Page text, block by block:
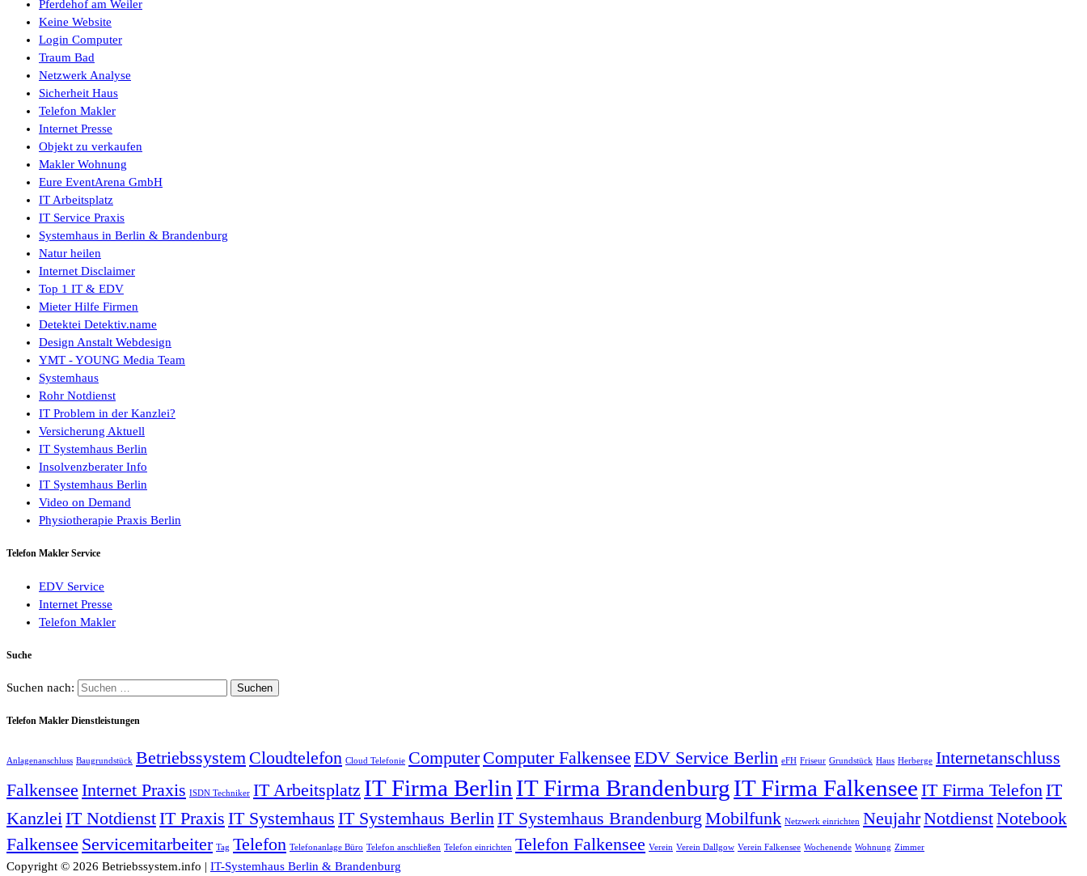
Pferdehof am Weiler
Keine Website
Login Computer
Traum Bad
Netzwerk Analyse
Sicherheit Haus
Telefon Makler
Internet Presse
Objekt zu verkaufen
Makler Wohnung
Eure EventArena GmbH
IT Arbeitsplatz
IT Service Praxis
Systemhaus in Berlin & Brandenburg
Natur heilen
Internet Disclaimer
Top 1 IT & EDV
Mieter Hilfe Firmen
Detektei Detektiv.name
Design Anstalt Webdesign
YMT - YOUNG Media Team
Systemhaus
Rohr Notdienst
IT Problem in der Kanzlei?
Versicherung Aktuell
IT Systemhaus Berlin
Insolvenzberater Info
IT Systemhaus Berlin
Video on Demand
Physiotherapie Praxis Berlin
Telefon Makler Service
EDV Service
Internet Presse
Telefon Makler
Suche
Suchen nach:
Telefon Makler Dienstleistungen
Anlagenanschluss Baugrundstück Betriebssystem Cloudtelefon Cloud Telefonie Computer Computer Falkensee EDV Service Berlin eFH Friseur Grundstück Haus Herberge Internetanschluss
Falkensee Internet Praxis ISDN Techniker IT Arbeitsplatz IT Firma Berlin IT Firma BrandenburgIT Firma Falkensee IT Firma TelefonIT
KanzleiIT NotdienstIT Praxis IT Systemhaus IT Systemhaus BerlinIT Systemhaus Brandenburg Mobilfunk Netzwerk einrichten NeujahrNotdienstNotebook
Falkensee Servicemitarbeiter Tag Telefon Telefonanlage Büro Telefon anschließen Telefon einrichten Telefon Falkensee Verein Verein Dallgow Verein Falkensee Wochenende Wohnung Zimmer
Copyright © 2026 Betriebssystem.info | IT-Systemhaus Berlin & Brandenburg